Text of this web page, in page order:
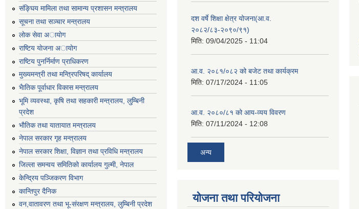
संङ्घिय मामिला तथा सामान्य प्रशासन मन्त्रालय
सूचना तथा सञ्चार मन्त्रालय
लाेक सेवा अायाेग
राष्टिय याेजना अायाेग
राष्टिय पुनर्निर्माण प्राधिकरण
मुख्यमन्त्री तथा मन्त्रिपरिषद् कार्यालय
भैातिक पूर्वाधार विकास मन्त्रालय
भूमि व्यवस्था, कृषि तथा सहकारी मन्त्रालय, लु्म्बिनी
प्रदेश
भाैतिक तथा यातायात मन्त्रालय
नेपाल सरकार गृह मन्त्रालय
नेपाल सरकार शिक्षा, विज्ञान तथा प्रविधि मन्त्रालय
जिल्ला समन्वय समितिको कार्यालय गुल्मी, नेपाल
केन्द्रिय पञ्जिकरण विभाग
कान्तिपुर दैनिक
वन,वातावरण तथा भू-संरक्षण मन्त्रालय, लुम्बिनी प्रदेश
दश वर्षे शिक्षा क्षेत्र योजना(आ.व.
२०८२/८३-२०९०/९१)
मिति: 09/04/2025 - 11:04
आ.व. २०८१/०८२ को बजेट तथा कार्यक्रम
मिति: 07/17/2024 - 11:05
आ.व. २०८०/८१ को आय-व्यय विवरण
मिति: 07/11/2024 - 12:08
अन्य
योजना तथा परियोजना